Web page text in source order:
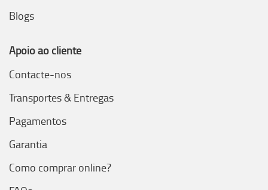
Blogs
Apoio ao cliente
Contacte-nos
Transportes & Entregas
Pagamentos
Garantia
Como comprar online?